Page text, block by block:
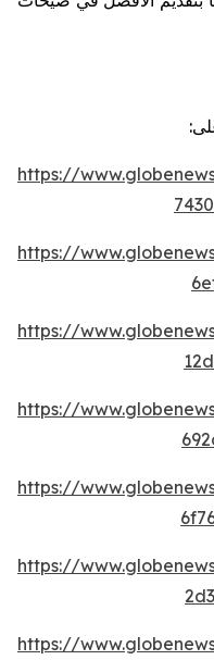
https://
https://
https://
https://
https://
https://
https://